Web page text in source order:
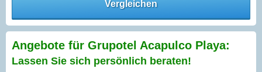
Vergleichen
Angebote für Grupotel Acapulco Playa:
Lassen Sie sich persönlich beraten!